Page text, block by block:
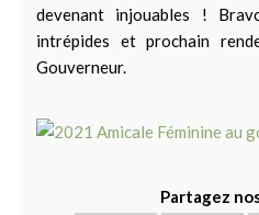
devenant injouables !
intrépides et prochain
Gouverneur.
Partagez